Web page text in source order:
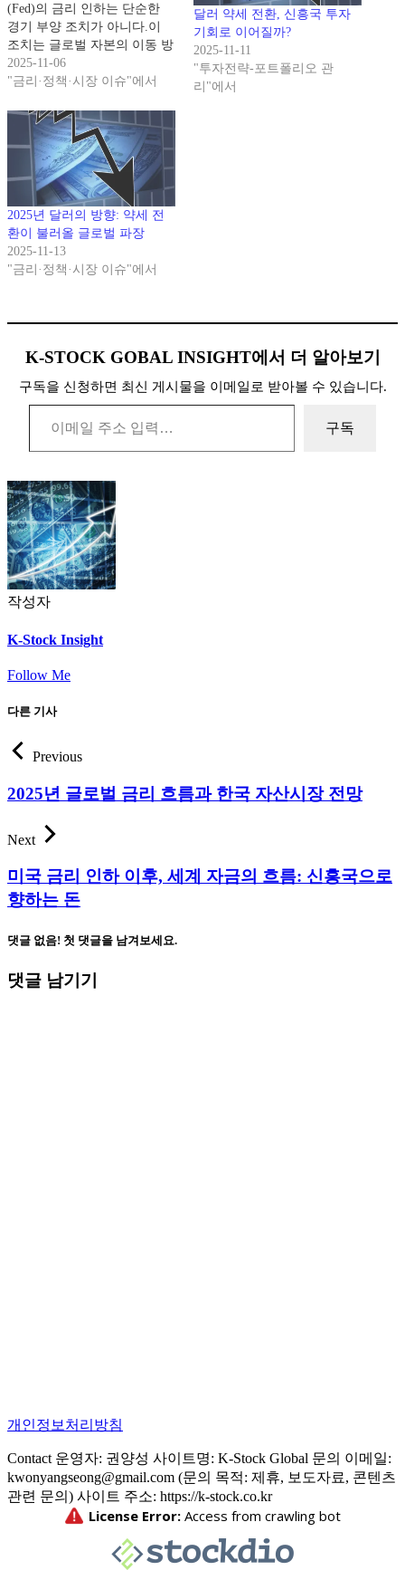
(Fed)의 금리 인하는 단순한
경기 부양 조치가 아니다.이
조치는 글로벌 자본의 이동 방
향을 근본적으로 바꾸고 있다.
미국의 금리 인하 → 달러 약
입.이 흐름은 2008년 이후 17
년 만에 다시 재현되는 ‘신흥
국 투자 사이클의 시작’ 신호
로 평가된다. 세계 자금의 흐
2025-11-06
"금리·정책·시장 이슈"에서
달러 약세 전환, 신흥국 투자
기회로 이어질까?
2025-11-11
"투자전략-포트폴리오 관
리"에서
2025년 달러의 방향: 약세 전
환이 불러올 글로벌 파장
2025-11-13
"금리·정책·시장 이슈"에서
K-STOCK GOBAL INSIGHT에서 더 알아보기
구독을 신청하면 최신 게시물을 이메일로 받아볼 수 있습니다.
이메일 주소 입력…
구독
작성자
K-Stock Insight
Follow Me
다른 기사
Previous
2025년 글로벌 금리 흐름과 한국 자산시장 전망
Next
미국 금리 인하 이후, 세계 자금의 흐름: 신흥국으로
향하는 돈
댓글 없음! 첫 댓글을 남겨보세요.
댓글 남기기
개인정보처리방침
Contact 운영자: 권양성 사이트명: K-Stock Global 문의 이메일:
kwonyangseong@gmail.com (문의 목적: 제휴, 보도자료, 콘텐츠
관련 문의) 사이트 주소: https://k-stock.co.kr